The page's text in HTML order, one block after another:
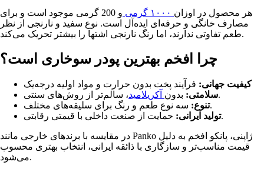
هر محصول در اوزان
و 200 گرمی موجود است و برای
مصارف خانگی و حرفه‌ای ایده‌آل است. نوع سفید و نارنجی از نظر
طعم تفاوتی ندارند، اما رنگ نارنجی اشتها را بیشتر تحریک می‌کند.
چرا افخم بهترین پودر سوخاری است؟
کیفیت جهانی: فرآیند پخت بدون حرارت و مواد اولیه درجه‌یک
سلامتی: بدون آکریلامید
، سالم‌تر از روش‌های سنتی.
تنوع:سه نوع طعم و رنگ برای سلیقه‌های مختلف.
تولید ایرانی:حمایت از صنعت داخلی با قیمتی رقابتی.
در مقایسه با برندهای خارجی مانند Panko ژاپنی، پانکو افخم به دلیل
قیمت مناسب‌تر و سازگاری با ذائقه ایرانی، انتخاب بهتری محسوب
می‌شود.